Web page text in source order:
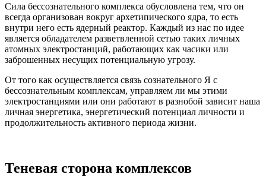
Сила бессознательного комплекса обусловлена тем, что он
всегда организован вокруг архетипического ядра, то есть
внутри него есть ядерный реактор. Каждый из нас по идее
является обладателем разветвленной сетью таких личных
атомных электростанций, работающих как часики или
заброшенных несущих потенциальную угрозу.
От того как осуществляется связь сознательного Я с
бессознательным комплексам, управляем ли мы этими
электростанциями или они работают в разнобой зависит наша
личная энергетика, энергетический потенциал личности и
продолжительность активного периода жизни.
Теневая сторона комплексов